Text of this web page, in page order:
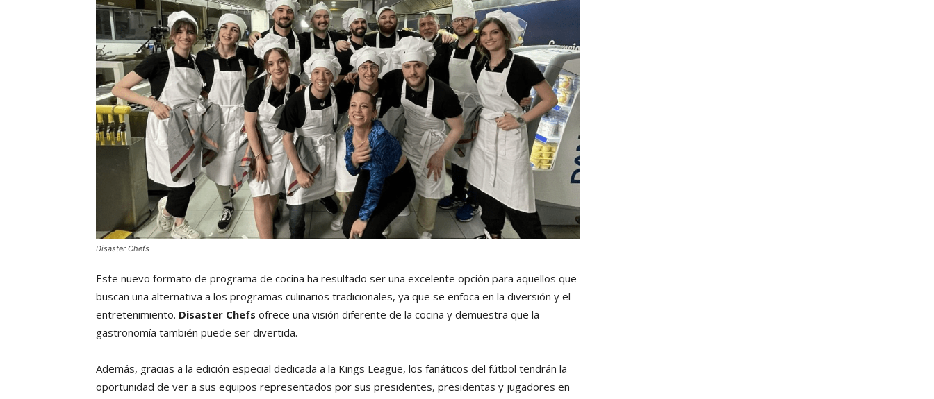
Disaster Chefs
Este nuevo formato de programa de cocina ha resultado ser una excelente opción para aquellos que
buscan una alternativa a los programas culinarios tradicionales, ya que se enfoca en la diversión y el
entretenimiento. Disaster Chefs ofrece una visión diferente de la cocina y demuestra que la
gastronomía también puede ser divertida.
Además, gracias a la edición especial dedicada a la Kings League, los fanáticos del fútbol tendrán la
oportunidad de ver a sus equipos representados por sus presidentes, presidentas y jugadores en